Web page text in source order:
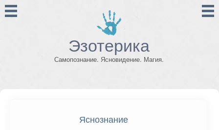
Эзотерика
Самопознание. Ясновидение. Магия.
Яснознание